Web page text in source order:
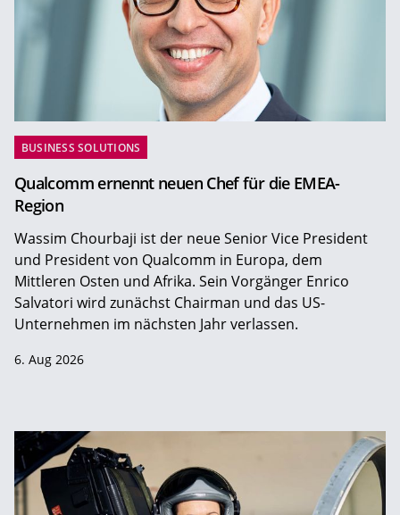
BUSINESS SOLUTIONS
Qualcomm ernennt neuen Chef für die EMEA-
Region
Wassim Chourbaji ist der neue Senior Vice President
und President von Qualcomm in Europa, dem
Mittleren Osten und Afrika. Sein Vorgänger Enrico
Salvatori wird zunächst Chairman und das US-
Unternehmen im nächsten Jahr verlassen.
6. Aug 2026